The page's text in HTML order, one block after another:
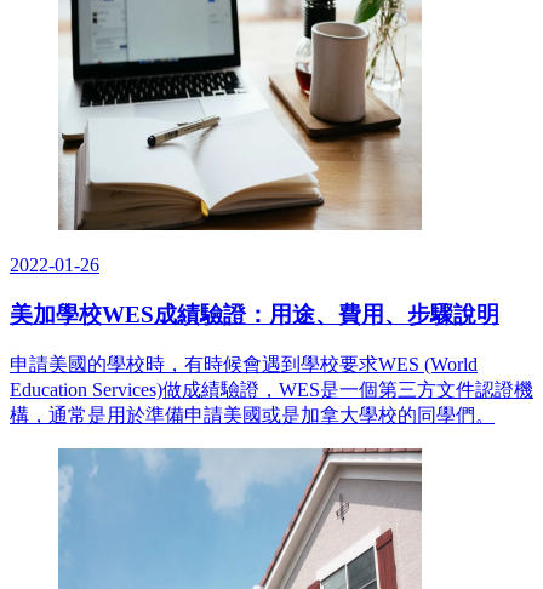
2022-01-26
美加學校WES成績驗證：用途、費用、步驟說明
申請美國的學校時，有時候會遇到學校要求WES (World
Education Services)做成績驗證，WES是一個第三方文件認證機
構，通常是用於準備申請美國或是加拿大學校的同學們。